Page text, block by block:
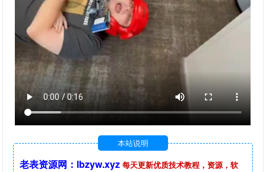
本站说明
老表资源网：lbzyw.xyz 每天更新优质技术教程，资源，软